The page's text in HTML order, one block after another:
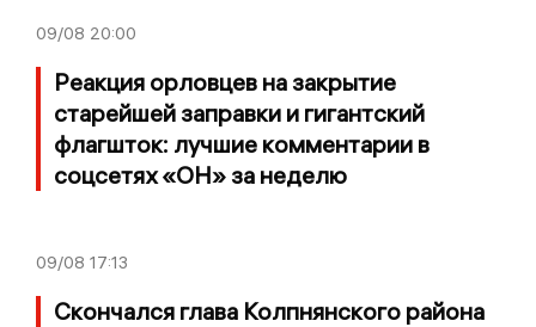
09/08 20:00
Реакция орловцев на закрытие
старейшей заправки и гигантский
флагшток: лучшие комментарии в
соцсетях «ОН» за неделю
09/08 17:13
Скончался глава Колпнянского района